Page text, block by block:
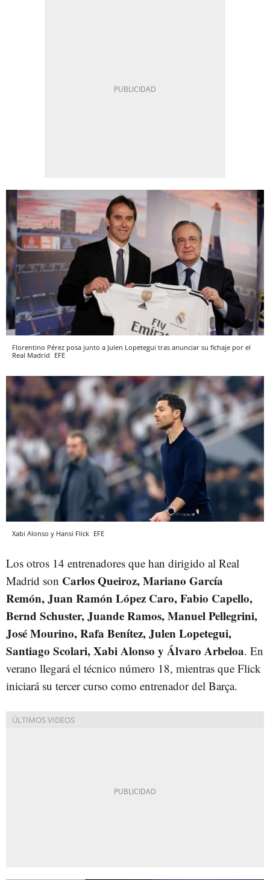
Florentino Pérez posa junto a Julen Lopetegui tras anunciar su fichaje por el
Real Madrid EFE
Xabi Alonso y Hansi Flick EFE
Los otros 14 entrenadores que han dirigido al Real
Madrid son Carlos Queiroz, Mariano García
Remón, Juan Ramón López Caro, Fabio Capello,
Bernd Schuster, Juande Ramos, Manuel Pellegrini,
José Mourino, Rafa Benítez, Julen Lopetegui,
Santiago Scolari, Xabi Alonso y Álvaro Arbeloa. En
verano llegará el técnico número 18, mientras que Flick
iniciará su tercer curso como entrenador del Barça.